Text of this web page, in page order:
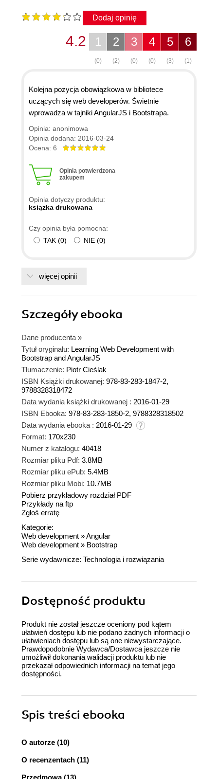
Dodaj opinię
6
(1)
5
(3)
4
(0)
3
(0)
2
(2)
1
(0)
4.2
Kolejna pozycja obowiązkowa w bibliotece
uczących się web developerów. Świetnie
wprowadza w tajniki AngularJS i Bootstrapa.
Opinia: anonimowa
Opinia dodana: 2016-03-24
Ocena: 6
Opinia potwierdzona
zakupem
Opinia dotyczy produktu:
ksiązka drukowana
Czy opinia była pomocna:
TAK (0) NIE (0)
więcej opinii
Szczegółyebooka
Dane producenta »
Tytuł oryginału: Learning Web Development with
Bootstrap and AngularJS
Tłumaczenie: Piotr Cieślak
ISBN Książki drukowanej: 978-83-283-1847-2,
9788328318472
Data wydania książki drukowanej : 2016-01-29
ISBN Ebooka: 978-83-283-1850-2, 9788328318502
Data wydania ebooka : 2016-01-29
Format: 170x230
Numer z katalogu: 40418
Rozmiar pliku Pdf: 3.8MB
Rozmiar pliku ePub: 5.4MB
Rozmiar pliku Mobi: 10.7MB
Pobierz przykładowy rozdział PDF
Przykłady na ftp
Zgłoś erratę
Kategorie:
Web development »Angular
Web development » Bootstrap
Serie wydawnicze: Technologia i rozwiązania
Dostępność produktu
Produkt nie został jeszcze oceniony pod kątem
ułatwień dostępu lub nie podano żadnych informacji o
ułatwieniach dostępu lub są one niewystarczające.
Prawdopodobnie Wydawca/Dostawca jeszcze nie
umożliwił dokonania walidacji produktu lub nie
przekazał odpowiednich informacji na temat jego
dostępności.
Spis treści ebooka
O autorze (10)
O recenzentach (11)
Przedmowa (13)